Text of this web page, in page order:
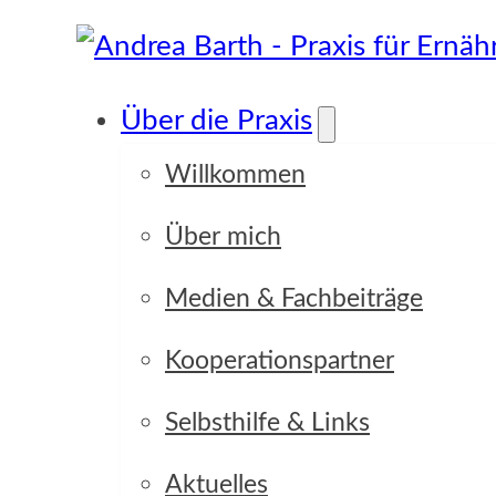
Über die Praxis
Willkommen
Über mich
Medien & Fachbeiträge
Kooperationspartner
Selbsthilfe & Links
Aktuelles